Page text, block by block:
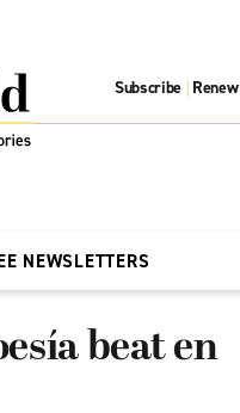
Subscribe | Renew
NEWSLETTERS
beat en